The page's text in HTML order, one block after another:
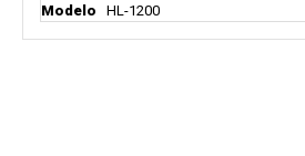
Modelo HL-1200